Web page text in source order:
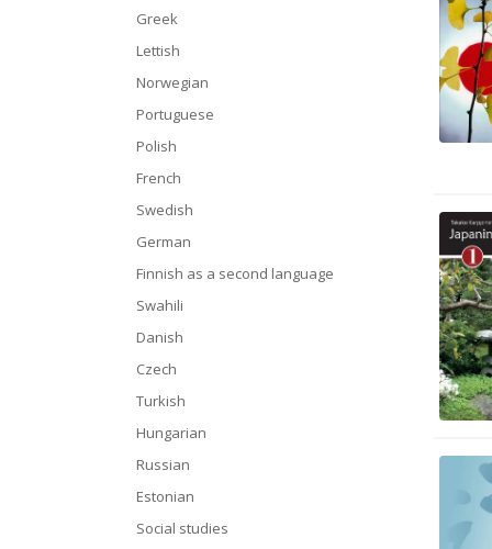
Greek
Lettish
Norwegian
Portuguese
Polish
French
Swedish
German
Finnish as a second language
Swahili
Danish
Czech
Turkish
Hungarian
Russian
Estonian
Social studies